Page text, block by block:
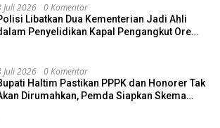
Juli 2026 0 Komentar
Libatkan Dua Kementerian Jadi Ahli
Penyelidikan Kapal Pengangkut Ore
Juli 2026 0 Komentar
Haltim Pastikan PPPK dan Honorer Tak
Dirumahkan, Pemda Siapkan Skema